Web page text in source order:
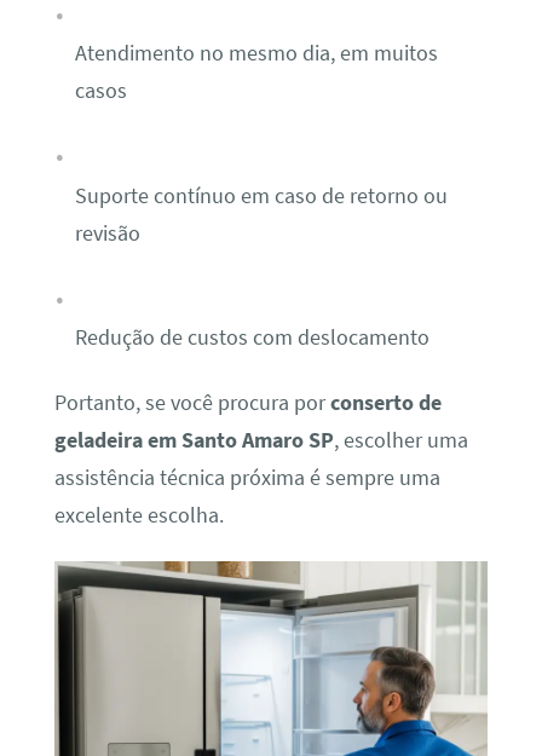
Atendimento no mesmo dia, em muitos
casos
Suporte contínuo em caso de retorno ou
revisão
Redução de custos com deslocamento
Portanto, se você procura porconserto de
geladeira em Santo Amaro SP, escolher uma
assistência técnica próxima é sempre uma
excelente escolha.